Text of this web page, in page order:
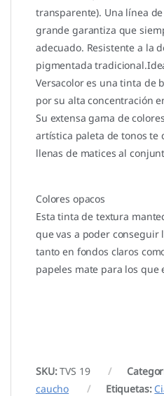
transparente). Una línea
grande garantiza que
adecuado. Resistente a la
pigmentada
Versacolor es una tinta de
por su alta concentración
Su extensa gama de
artística paleta de tonos te
llenas de matices al
Colores opacos
Esta tinta de textura
que vas a poder conseguir
tanto en fondos claros
papeles mate para los que
SKU:TVS 19
caucho
Etiquetas: